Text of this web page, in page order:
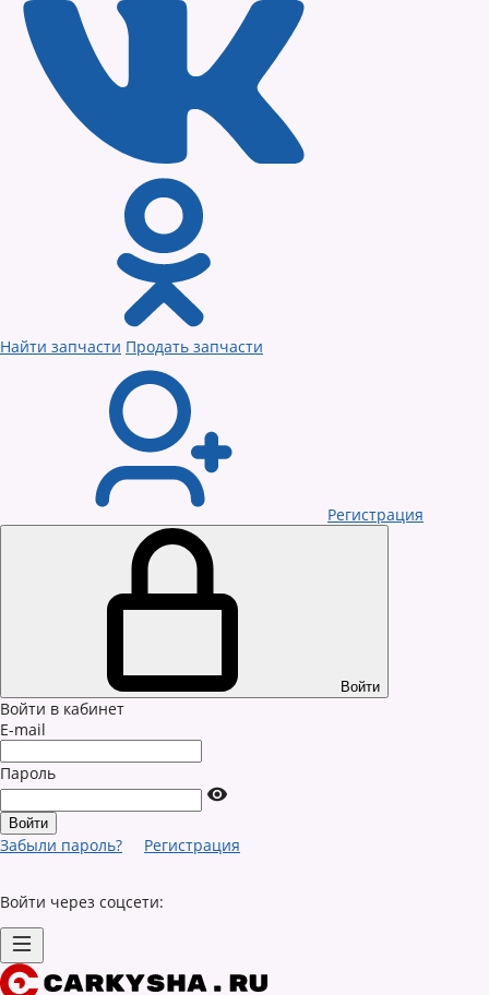
Найти запчасти Продать запчасти
Регистрация
Войти
Войти в кабинет
E-mail
Пароль
Забыли пароль? Регистрация
Войти через соцсети: